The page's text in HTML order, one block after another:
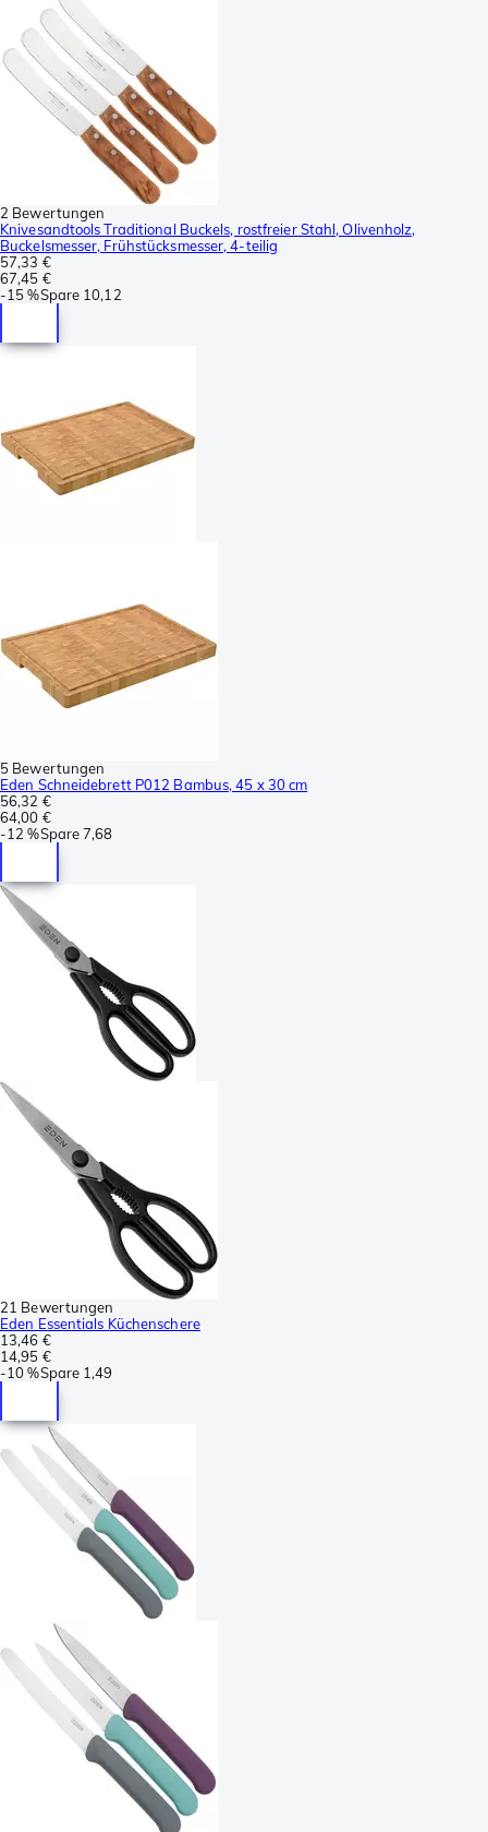
2 Bewertungen
Knivesandtools Traditional Buckels, rostfreier Stahl, Olivenholz,
Buckelsmesser, Frühstücksmesser, 4-teilig
57,33 €
67,45 €
-15 %Spare 10,12
5 Bewertungen
Eden Schneidebrett P012 Bambus, 45 x 30 cm
56,32 €
64,00 €
-12 %Spare7,68
21 Bewertungen
Eden Essentials Küchenschere
13,46 €
14,95 €
-10 %Spare 1,49